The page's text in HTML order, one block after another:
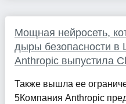
Мощная нейросеть,
дыры безопасности в
Anthropic выпустила
Также вышла ее
5Компания Anthropic